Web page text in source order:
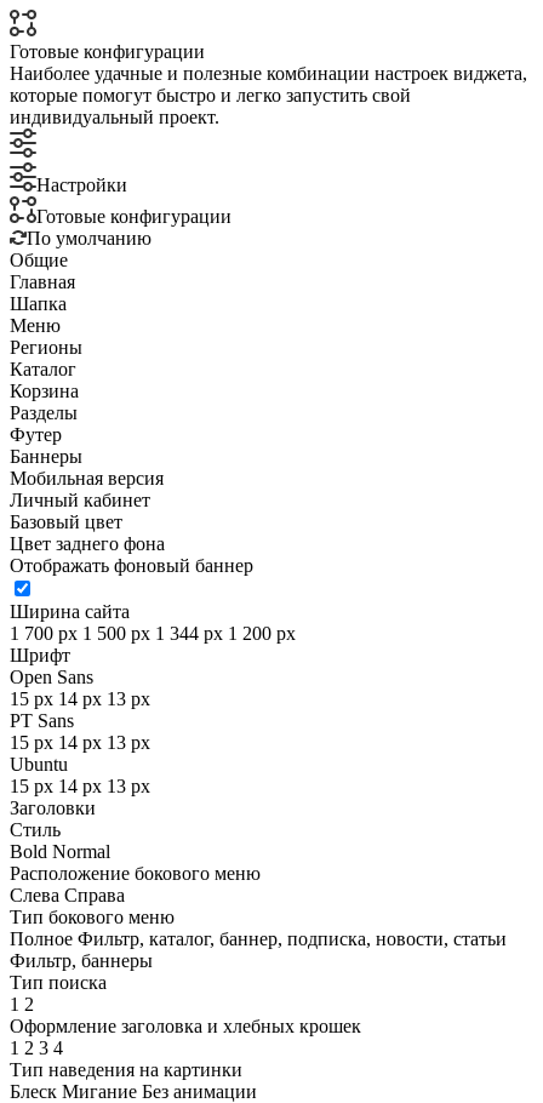
Готовые конфигурации
Наиболее удачные и полезные комбинации настроек виджета,
которые помогут быстро и легко запустить свой
индивидуальный проект.
Настройки
Готовые конфигурации
По умолчанию
Общие
Главная
Шапка
Меню
Регионы
Каталог
Корзина
Разделы
Футер
Баннеры
Мобильная версия
Личный кабинет
Базовый цвет
Цвет заднего фона
Отображать фоновый баннер
Ширина сайта
1 700 px 1 500 px 1 344 px 1 200 px
Шрифт
Open Sans
15 px 14 px 13 px
PT Sans
15 px 14 px 13 px
Ubuntu
15 px 14 px 13 px
Заголовки
Стиль
Bold Normal
Расположение бокового меню
Слева Справа
Тип бокового меню
Полное Фильтр, каталог, баннер, подписка, новости, статьи
Фильтр, баннеры
Тип поиска
1 2
Оформление заголовка и хлебных крошек
1 2 3 4
Тип наведения на картинки
Блеск Мигание Без анимации